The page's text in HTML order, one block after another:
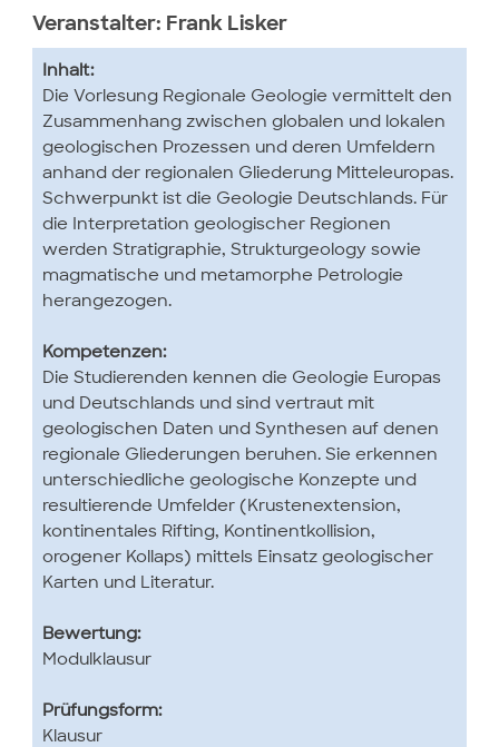
Veranstalter: Frank Lisker
Inhalt:
Die Vorlesung Regionale Geologie vermittelt den
Zusammenhang zwischen globalen und lokalen
geologischen Prozessen und deren Umfeldern
anhand der regionalen Gliederung Mitteleuropas.
Schwerpunkt ist die Geologie Deutschlands. Für
die Interpretation geologischer Regionen
werden Stratigraphie, Strukturgeology sowie
magmatische und metamorphe Petrologie
herangezogen.
Kompetenzen:
Die Studierenden kennen die Geologie Europas
und Deutschlands und sind vertraut mit
geologischen Daten und Synthesen auf denen
regionale Gliederungen beruhen. Sie erkennen
unterschiedliche geologische Konzepte und
resultierende Umfelder (Krustenextension,
kontinentales Rifting, Kontinentkollision,
orogener Kollaps) mittels Einsatz geologischer
Karten und Literatur.
Bewertung:
Modulklausur
Prüfungsform:
Klausur